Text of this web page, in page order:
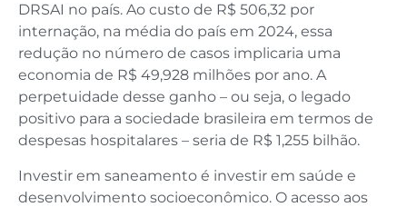
DRSAI no país. Ao custo de R$ 506,32 por
internação, na média do país em 2024, essa
redução no número de casos implicaria uma
economia de R$ 49,928 milhões por ano. A
perpetuidade desse ganho – ou seja, o legado
positivo para a sociedade brasileira em termos de
despesas hospitalares – seria de R$ 1,255 bilhão.
Investir em saneamento é investir em saúde e
desenvolvimento socioeconômico. O acesso aos